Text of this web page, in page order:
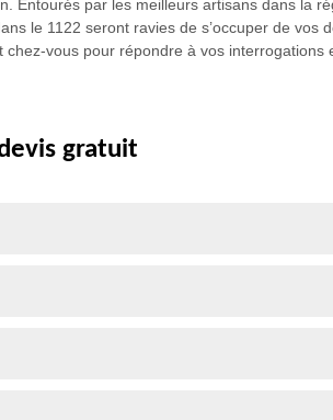
Entourés par les meilleurs artisans dans la
le 1122 seront ravies de s’occuper de
chez-vous pour répondre à vos
gratuit